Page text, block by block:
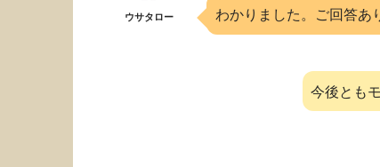
ウサタロー わかりました。ご回答あ
今後とも